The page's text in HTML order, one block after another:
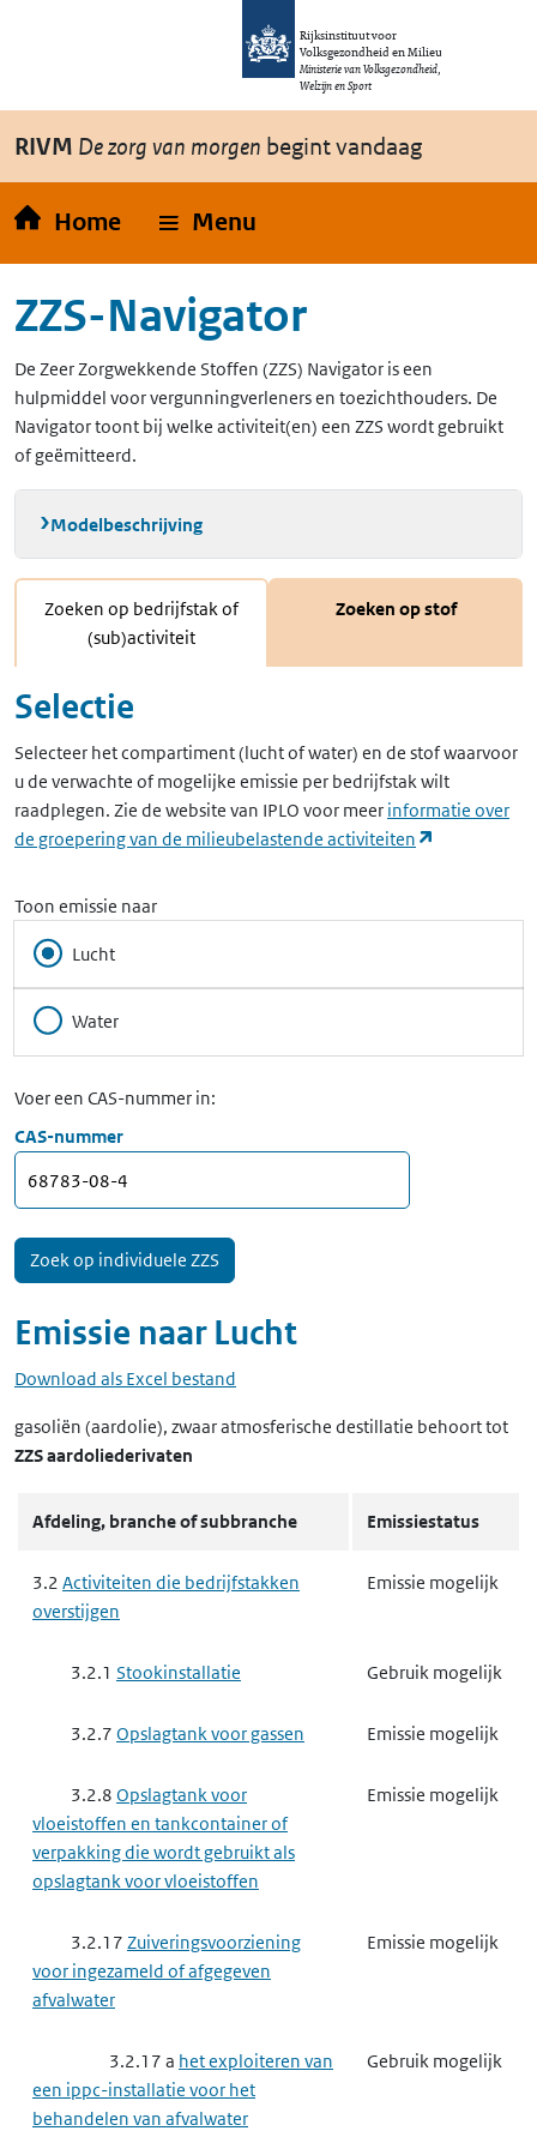
Overslaan en naar de inhoud gaan
Rijksinstituut voor
Volksgezondheid en Milieu
Ministerie van Volksgezondheid,
Welzijn en Sport
RIVM De zorg van morgen begint vandaag
Home Menu
ZZS-Navigator
De Zeer Zorgwekkende Stoffen (ZZS) Navigator is een
hulpmiddel voor vergunningverleners en toezichthouders. De
Navigator toont bij welke activiteit(en) een ZZS wordt gebruikt
of geëmitteerd.
Modelbeschrijving
Zoeken op bedrijfstak of
(sub)activiteit
Zoeken op stof
Selectie
Selecteer het compartiment (lucht of water) en de stof waarvoor
u de verwachte of mogelijke emissie per bedrijfstak wilt
raadplegen. Zie de website van IPLO voor meer informatie over
de groepering van de milieubelastende activiteiten
Toon emissie naar
Lucht
Water
Voer een CAS-nummer in:
CAS-nummer
Emissie naar Lucht
Download als Excel bestand
gasoliën (aardolie), zwaar atmosferische destillatie behoort tot
ZZS aardoliederivaten
Afdeling, branche of subbranche Emissiestatus
3.2 Activiteiten die bedrijfstakken
overstijgen
Emissie mogelijk
3.2.1 Stookinstallatie Gebruik mogelijk
3.2.7 Opslagtank voor gassen Emissie mogelijk
3.2.8 Opslagtank voor
vloeistoffen en tankcontainer of
verpakking die wordt gebruikt als
opslagtank voor vloeistoffen
Emissie mogelijk
3.2.17 Zuiveringsvoorziening
voor ingezameld of afgegeven
afvalwater
Emissie mogelijk
3.2.17 a het exploiteren van
een ippc-installatie voor het
behandelen van afvalwater
Gebruik mogelijk